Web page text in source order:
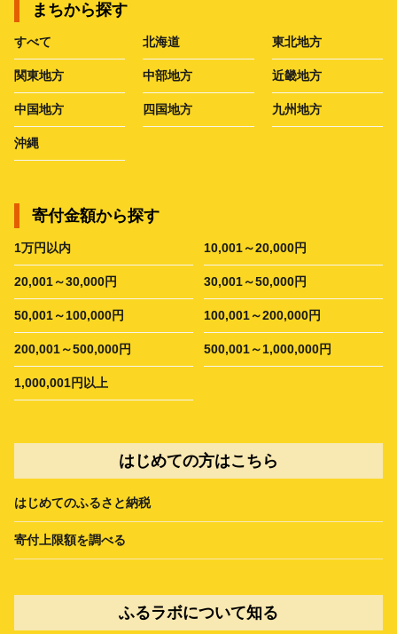
まちから探す
すべて 北海道 東北地方
関東地方 中部地方 近畿地方
中国地方 四国地方 九州地方
沖縄
寄付金額から探す
1万円以内 10,001～20,000円
20,001～30,000円 30,001～50,000円
50,001～100,000円 100,001～200,000円
200,001～500,000円 500,001～1,000,000円
1,000,001円以上
はじめての方はこちら
はじめてのふるさと納税
寄付上限額を調べる
ふるラボについて知る